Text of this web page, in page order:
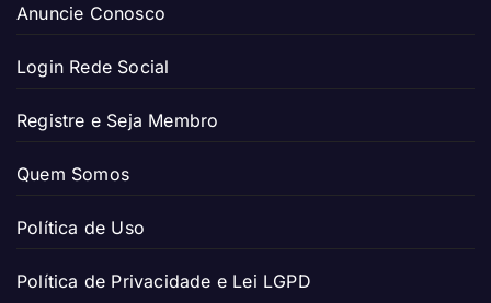
Anuncie Conosco
Login Rede Social
Registre e Seja Membro
Quem Somos
Política de Uso
Política de Privacidade e Lei LGPD